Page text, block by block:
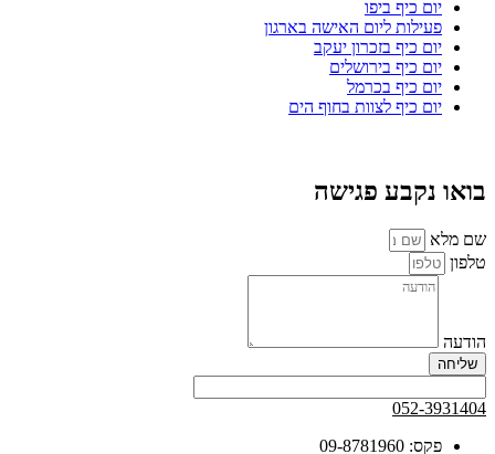
יום כיף ביפו
פעילות ליום האישה בארגון
יום כיף בזכרון יעקב
יום כיף בירושלים
יום כיף בכרמל
יום כיף לצוות בחוף הים
בואו נקבע פגישה
שם מלא
טלפון
הודעה
שליחה
052-3931404
פקס: 09-8781960